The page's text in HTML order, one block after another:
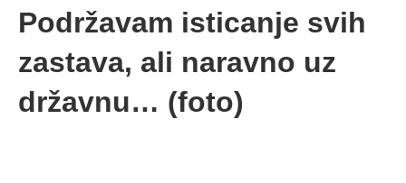
Podržavam isticanje svih
zastava, ali naravno uz
državnu… (foto)